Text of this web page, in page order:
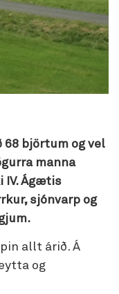
68 björtum og vel
manna
IV. Ágætis
sjónvarp og
allt árið. Á
og